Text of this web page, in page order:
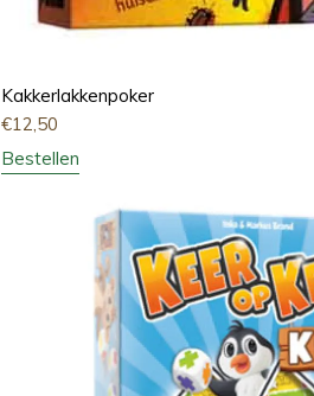
Kakkerlakkenpoker
€12,50
Bestellen